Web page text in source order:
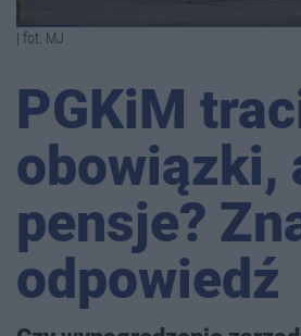
| fot. MJ
PGKiM
obowiązki,
pensje?
odpowiedź